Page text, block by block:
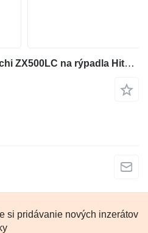
Hydraulický joystick Hitachi ZX500LC na rýpadla Hitachi ZX500LC
si pridávanie nových inzerátov